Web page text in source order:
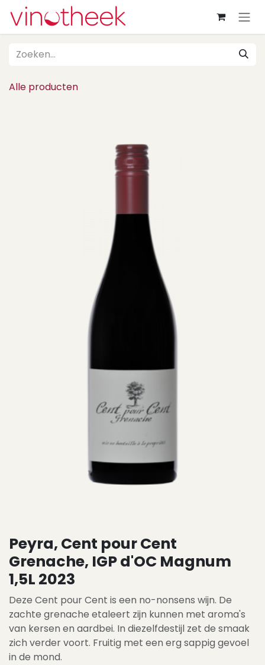
Overslaan naar inhoud
Alle producten
Peyra, Cent pour Cent
Grenache, IGP d'OC Magnum
1,5L 2023
Deze Cent pour Cent is een no-nonsens wijn. De
zachte grenache etaleert zijn kunnen met aroma's
van kersen en aardbei. In diezelfdestijl zet de smaak
zich verder voort. Fruitig met een erg sappig gevoel
in de mond.